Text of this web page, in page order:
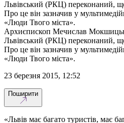
Львівський (РКЦ) переконаний,
Про це він зазначив у
«Люди Твого міста».
Архиєпископ Мечислав
Львівський (РКЦ) переконаний,
Про це він зазначив у
«Люди Твого міста».
23 березня 2015, 12:52
Поширити
«Львів має багато туристів, має